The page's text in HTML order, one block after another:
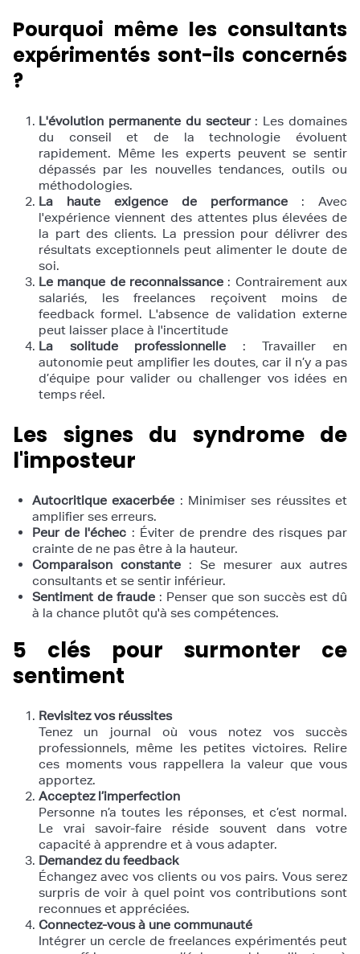
Pourquoi même les consultants
expérimentés sont-ils concernés
?
L'évolution permanente du secteur: Les domaines
du conseil et de la technologie évoluent
rapidement. Même les experts peuvent se sentir
dépassés par les nouvelles tendances, outils ou
méthodologies.
La haute exigence de performance : Avec
l'expérience viennent des attentes plus élevées de
la part des clients. La pression pour délivrer des
résultats exceptionnels peut alimenter le doute de
soi.
Le manque de reconnaissance : Contrairement aux
salariés, les freelances reçoivent moins de
feedback formel. L'absence de validation externe
peut laisser place à l'incertitude
La solitude professionnelle : Travailler en
autonomie peut amplifier les doutes, car il n’y a pas
d’équipe pour valider ou challenger vos idées en
temps réel.
Les signes du syndrome de
l'imposteur
Autocritique exacerbée : Minimiser ses réussites et
amplifier ses erreurs.
Peur de l'échec : Éviter de prendre des risques par
crainte de ne pas être à la hauteur.
Comparaison constante : Se mesurer aux autres
consultants et se sentir inférieur.
Sentiment de fraude : Penser que son succès est dû
à la chance plutôt qu'à ses compétences.
5 clés pour surmonter ce
sentiment
Revisitez vos réussites
Tenez un journal où vous notez vos succès
professionnels, même les petites victoires. Relire
ces moments vous rappellera la valeur que vous
apportez.
Acceptez l’imperfection
Personne n’a toutes les réponses, et c’est normal.
Le vrai savoir-faire réside souvent dans votre
capacité à apprendre et à vous adapter.
Demandez du feedback
Échangez avec vos clients ou vos pairs. Vous serez
surpris de voir à quel point vos contributions sont
reconnues et appréciées.
Connectez-vous à une communauté
Intégrer un cercle de freelances expérimentés peut